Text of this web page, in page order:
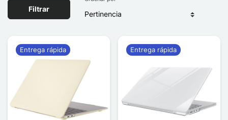
Filtrar
Entrega rápida Entrega rápida